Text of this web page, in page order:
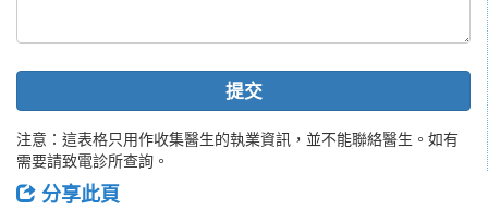
提交
注意：這表格只用作收集醫生的執業資訊，並不能聯絡醫生。如有
需要請致電診所查詢。
分享此頁